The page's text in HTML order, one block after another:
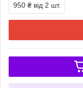
950 ₴ від 2 шт.